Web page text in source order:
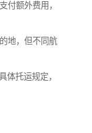
付额外费用，
地，但不同航
体托运规定，